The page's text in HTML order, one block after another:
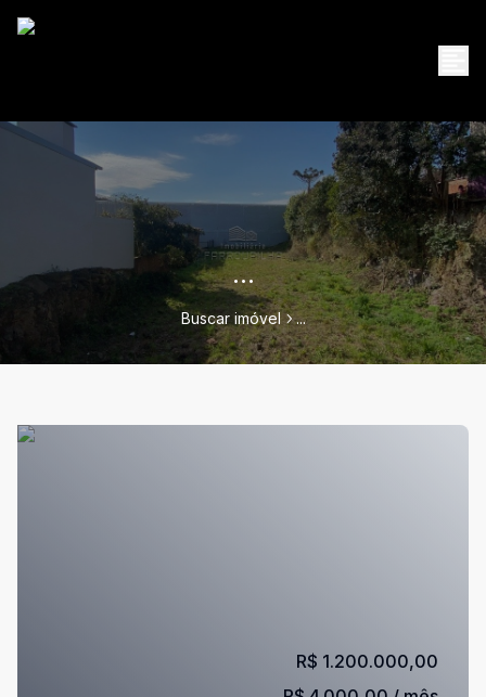
...
Buscar imóvel ...
R$ 1.200.000,00